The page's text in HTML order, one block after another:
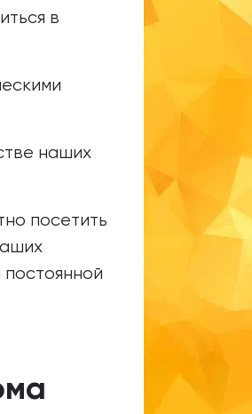
в
наших
посетить